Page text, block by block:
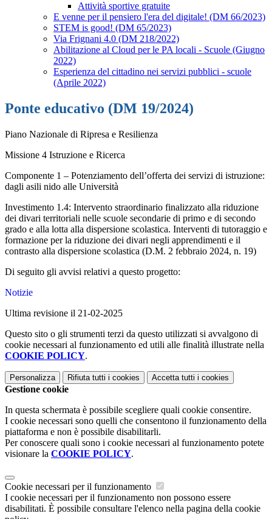
Attività sportive gratuite
E venne per il pensiero l'era del digitale! (DM 66/2023)
STEM is good! (DM 65/2023)
Via Frignani 4.0 (DM 218/2022)
Abilitazione al Cloud per le PA locali - Scuole (Giugno
2022)
Esperienza del cittadino nei servizi pubblici - scuole
(Aprile 2022)
Ponte educativo (DM 19/2024)
Piano Nazionale di Ripresa e Resilienza
Missione 4 Istruzione e Ricerca
Componente 1 – Potenziamento dell’offerta dei servizi di istruzione:
dagli asili nido alle Università
Investimento 1.4: Intervento straordinario finalizzato alla riduzione
dei divari territoriali nelle scuole secondarie di primo e di secondo
grado e alla lotta alla dispersione scolastica. Interventi di tutoraggio e
formazione per la riduzione dei divari negli apprendimenti e il
contrasto alla dispersione scolastica (D.M. 2 febbraio 2024, n. 19)
Di seguito gli avvisi relativi a questo progetto:
Notizie
Ultima revisione il 21-02-2025
Questo sito o gli strumenti terzi da questo utilizzati si avvalgono di
cookie necessari al funzionamento ed utili alle finalità illustrate nella
COOKIE POLICY.
Personalizza Rifiuta tutti i cookies Accetta tutti i cookies
Gestione cookie
In questa schermata è possibile scegliere quali cookie consentire.
I cookie necessari sono quelli che consentono il funzionamento della
piattaforma e non è possibile disabilitarli.
Per conoscere quali sono i cookie necessari al funzionamento potete
visionare la COOKIE POLICY.
Cookie necessari per il funzionamento
I cookie necessari per il funzionamento non possono essere
disabilitati. È possibile consultare l'elenco nella pagina della cookie